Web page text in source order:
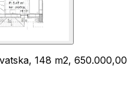
148 m2, 650.000,00